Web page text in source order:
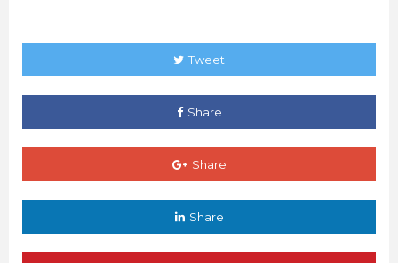
Tweet
Share
Share
Share